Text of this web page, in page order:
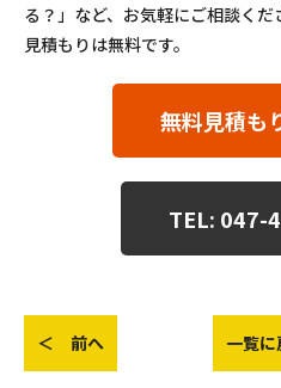
る？」など、お気軽にご相談くだ
見積もりは無料です。
無料見積も
TEL: 047-
＜ 前へ 一覧に